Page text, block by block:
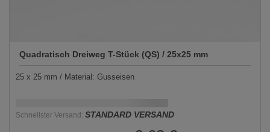
Quadratisch Dreiweg T-Stück (QS) / 25x25 mm
25 x 25 mm / Material: Gusseisen
Schnellster Versand: STANDARD VERSAND